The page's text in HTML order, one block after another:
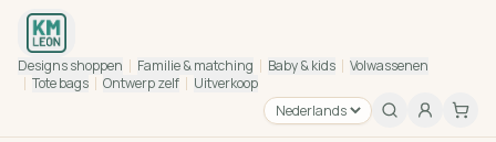
Designs shoppen Familie & matching Baby & kids
Volwassenen
Tote bags
Ontwerp zelf Uitverkoop